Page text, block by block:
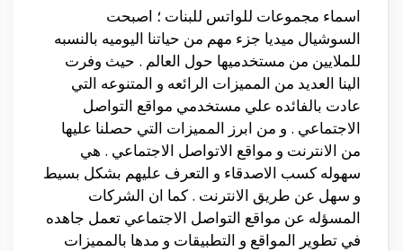
اسماء مجموعات للواتس للبنات ؛ اصبحت
السوشيال ميديا جزء مهم من حياتنا اليوميه بالنسبه
للملايين من مستخدميها حول العالم . حيث وفرت
الينا العديد من المميزات الرائعه و المتنوعه التي
عادت بالفائده علي مستخدمي مواقع التواصل
الاجتماعي . و من ابرز المميزات التي حصلنا عليها
من الانترنت و مواقع الاتواصل الاجتماعي . هي
سهوله كسب الاصدقاء و التعرف عليهم بشكل بسيط
و سهل عن طريق الانترنت . كما ان الشركات
المسؤله عن مواقع التواصل الاجتماعي تعمل جاهده
في تطوير المواقع و التطبيقات و مدها بالمميزات